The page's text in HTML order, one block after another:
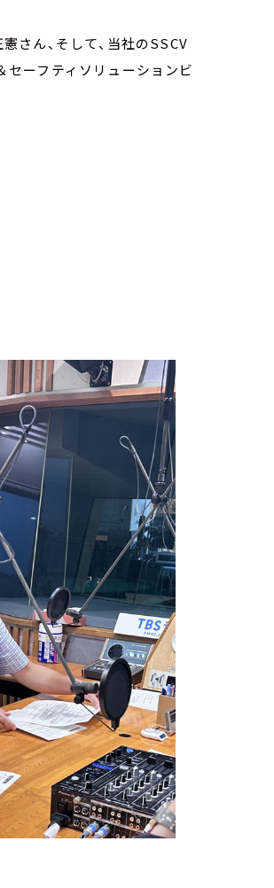
さん、そして、当社のSSCV
ーフティソリューションビ